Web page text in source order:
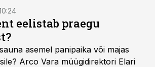
endal varuks olema, osutab
Maa juht Argo Pillesson.
eelistab praegu
asemel panipaika või majas
Arco Vara müügidirektori Elari